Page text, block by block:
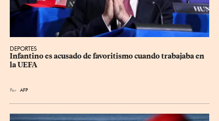
DEPORTES
Infantino es acusado de favoritismo cuando trabajaba en
la UEFA
Por AFP